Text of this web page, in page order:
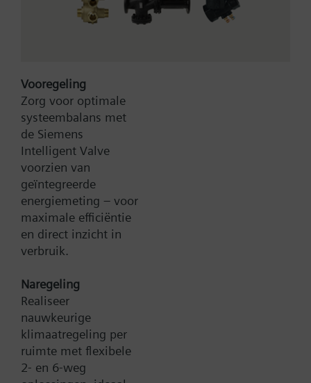
root characteristic 0...1000
voor lucht en niet agressieve gassen.
Met actief membraanopnemerelement.
Uitgangssignaal proportioneel met drukverschil.
Aanvullende informatie
2 m PVC-aansluitslang is in de leveringsomvang
inbegrepen.
Meer
Type:
Garantie:
Vooregeling
Zorg voor optimale
systeembalans met
de Siemens
Intelligent Valve
voorzien van
geïntegreerde
energiemeting – voor
maximale efficiëntie
en direct inzicht in
verbruik.
Naregeling
Realiseer
nauwkeurige
klimaatregeling per
ruimte met flexibele
2- en 6-weg